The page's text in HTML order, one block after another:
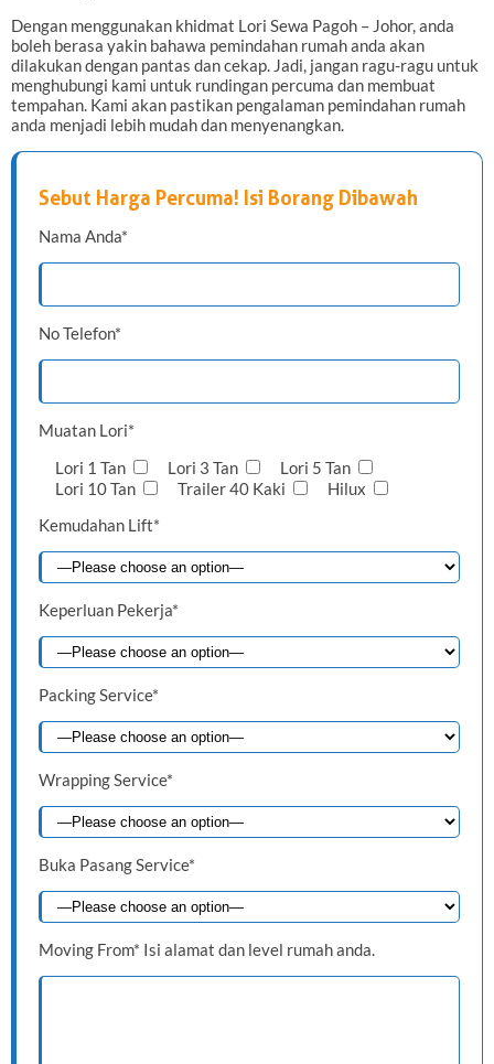
Dengan menggunakan khidmat Lori Sewa Pagoh – Johor, anda
boleh berasa yakin bahawa pemindahan rumah anda akan
dilakukan dengan pantas dan cekap. Jadi, jangan ragu-ragu untuk
menghubungi kami untuk rundingan percuma dan membuat
tempahan. Kami akan pastikan pengalaman pemindahan rumah
anda menjadi lebih mudah dan menyenangkan.
Sebut Harga Percuma! Isi Borang Dibawah
Nama Anda*
No Telefon*
Muatan Lori*
Lori 1 Tan
Lori 3 Tan
Lori 5 Tan
Lori 10 Tan
Trailer 40 Kaki
Hilux
Kemudahan Lift*
Keperluan Pekerja*
Packing Service*
Wrapping Service*
Buka Pasang Service*
Moving From* Isi alamat dan level rumah anda.